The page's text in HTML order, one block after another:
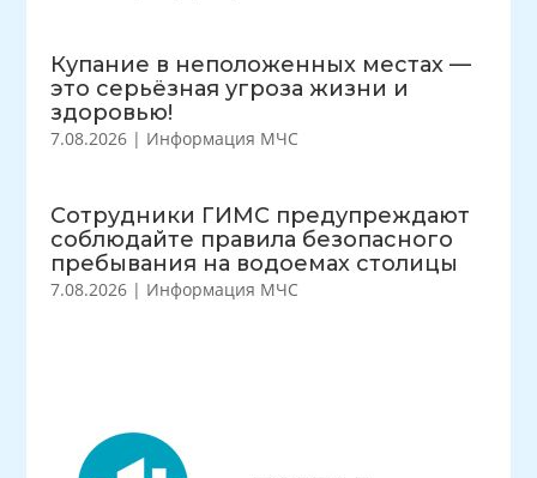
Купание в неположенных местах —
это серьёзная угроза жизни и
здоровью!
7.08.2026 | Информация МЧС
Сотрудники ГИМС предупреждают
соблюдайте правила безопасного
пребывания на водоемах столицы
7.08.2026 | Информация МЧС